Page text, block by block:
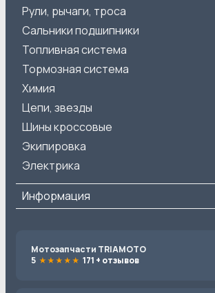
Рули, рычаги, троса
Сальники подшипники
Топливная система
Тормозная система
Химия
Цепи, звезды
Шины кроссовые
Экипировка
Электрика
Информация
Мотозапчасти TRIAMOTO
5
171 + отзывов